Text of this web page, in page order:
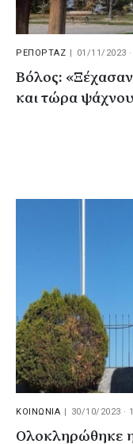
ΡΕΠΟΡΤΑΖ | 01/11/2023
Βόλος:
και τώρα
ΚΟΙΝΩΝΙΑ | 30/10/2023 ·
Ολοκληρώθηκε